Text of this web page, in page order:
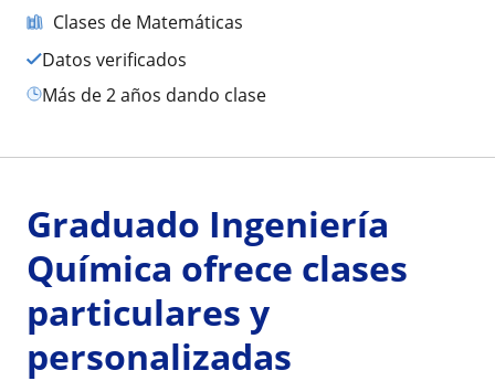
Clases de Matemáticas
Datos verificados
más de 2 años dando clase
Graduado Ingeniería
Química ofrece clases
particulares y
personalizadas